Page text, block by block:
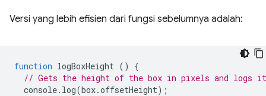
Versi yang lebih efisien dari fungsi sebelumnya adalah:
function logBoxHeight ()
{
// Gets the height of the box in pixels and logs
console. log(box.offsetHeight);